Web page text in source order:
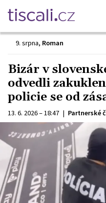
9. srpna, Roman
Bizár v
odvedli
policie se od
13. 6. 2026 – 18:47 | Partnerské